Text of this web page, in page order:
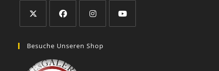
Besuche Unseren Shop